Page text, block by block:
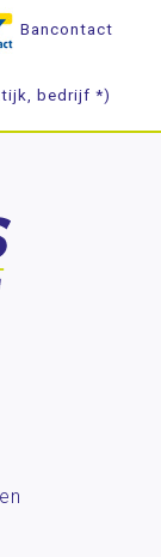
Bancontact
bedrijf *)